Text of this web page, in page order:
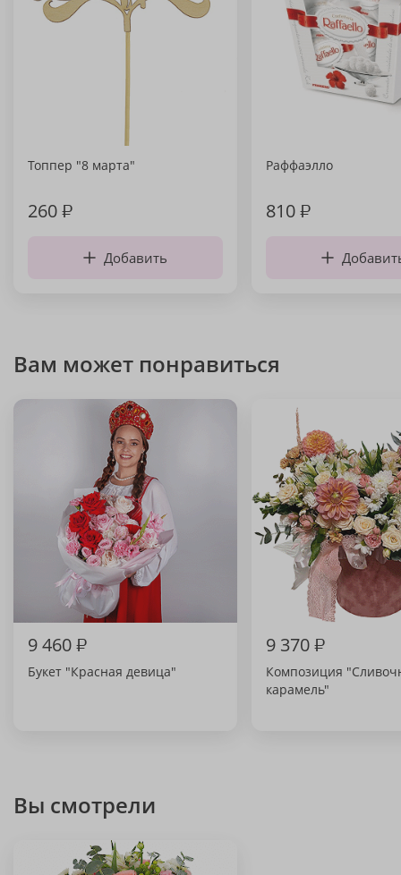
Топпер "8 марта"
260₽
Добавить
Раффаэлло
810₽
Вам может понравиться
9 460₽
Букет "Красная девица"
9 370₽
Композиция
карамель"
Вы смотрели